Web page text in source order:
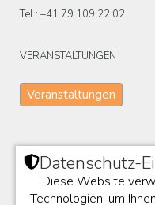
Tel.: +41 79 109 22 02
VERANSTALTUNGEN
Veranstaltungen
KONTAKT
Kontakt hier
Datenschutz-
Diese Website
Technologien, um